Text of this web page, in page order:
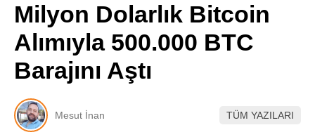
TikTok
Milyon Dolarlık Bitcoin
Alımıyla 500.000 BTC
Barajını Aştı
Mesut İnan TÜM YAZILARI